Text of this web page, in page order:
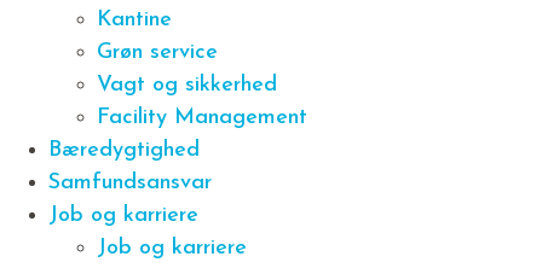
Kantine
Grøn service
Vagt og sikkerhed
Facility Management
Bæredygtighed
Samfundsansvar
Job og karriere
Job og karriere